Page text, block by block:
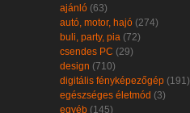
ajánló (63)
autó, motor, hajó (274)
buli, party, pia (72)
csendes PC (29)
design (710)
digitális fényképezőgép (191)
egészséges életmód (3)
egyéb (145)